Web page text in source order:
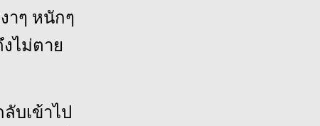
าๆ หนักๆ
ไม่ตาย
บเข้าไป